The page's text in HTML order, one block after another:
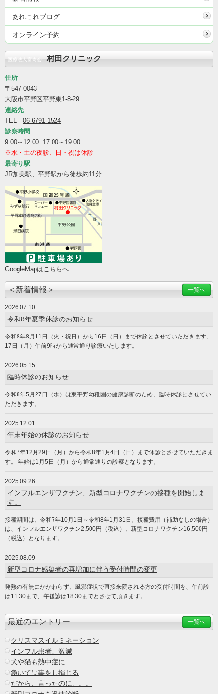
あれこれブログ
オンライン予約
医療法人富寿会村田クリニック
住所
〒547-0043
大阪市平野区平野東1-8-29
連絡先
TEL 06-6791-1524
診察時間
9:00～12:00 17:00～19:00
※水・土の夜診、日・祝は休診
最寄り駅
JR加美駅、平野駅から徒歩約11分
GoogleMapはこちらへ
＜新着情報＞ 一覧へ
2026.07.10
令和8年夏季休診のお知らせ
令和8年8月11日（火・祝日）から16日（日）まで休診とさせていただきます。
17日（月）午前9時から通常通り診療いたします。
2026.05.15
臨時休診のお知らせ
令和8年5月27日（水）は東平野幼稚園の健康診断のため、臨時休診とさせてい
ただきます。
2025.12.01
年末年始の休診のお知らせ
令和7年12月29日（月）から令和8年1月4日（日）まで休診とさせていただきま
す。 年始は1月5日（月）から通常通りの診察となります。
2025.09.26
インフルエンザワクチン、新型コロナワクチンの接種を開始しま
す。
接種期間は、令和7年10月1日～令和8年1月31日。接種費用（補助なしの場合）
は、インフルエンザワクチン2,500円（税込）、新型コロナワクチン16,500円
（税込）となります。
2025.08.09
新型コロナ感染者の再増加に伴う受付時間の変更
発熱の有無にかかわらず、風邪症状で直接来院される方の受付時間を、午前診
は11:30まで、午後診は18:30までとさせて頂きます。
最近のエントリー 一覧へ
クリスマスイルミネーション
インフル患者、激減
犬や猫も熱中症に
急いては事をし損じる
だから、言ったのに。。。